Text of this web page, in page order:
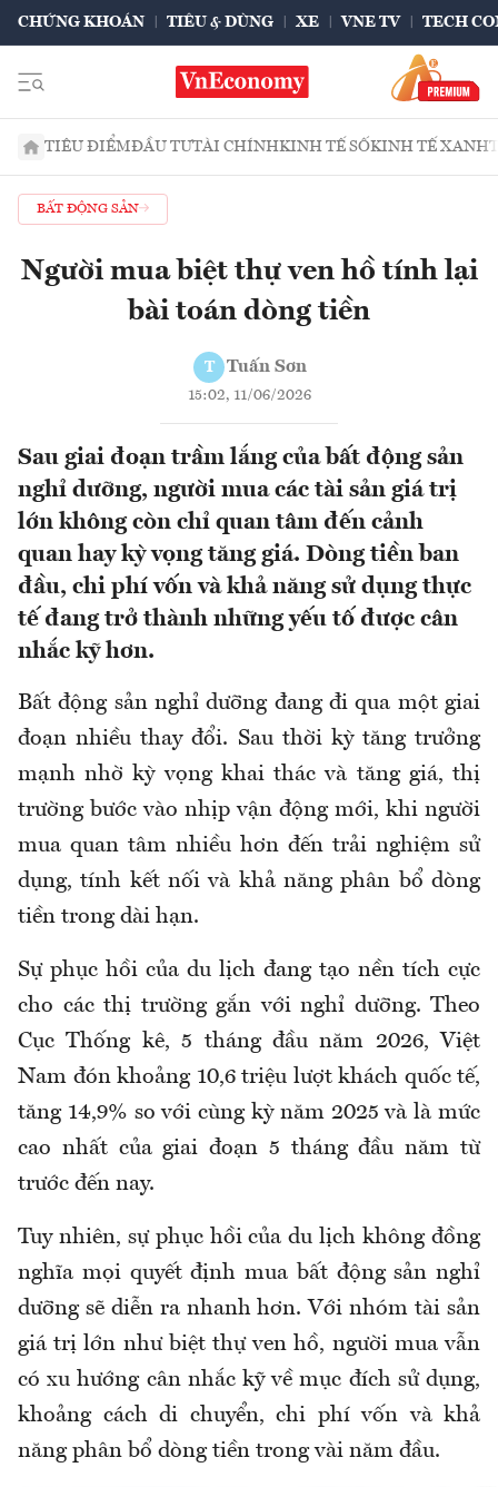
CHỨNG KHOÁN TIÊU & DÙNG XE VNE TV TECH
TIÊU ĐIỂMĐẦU TƯTÀI CHÍNHKINH TẾ SỐKINH TẾ XANH
BẤT ĐỘNG SẢN
Người mua biệt thự ven hồ tính lại
bài toán dòng tiền
T Tuấn Sơn
15:02, 11/06/2026
Sau giai đoạn trầm lắng của bất động sản
nghỉ dưỡng, người mua các tài sản giá trị
lớn không còn chỉ quan tâm đến cảnh
quan hay kỳ vọng tăng giá. Dòng tiền ban
đầu, chi phí vốn và khả năng sử dụng thực
tế đang trở thành những yếu tố được cân
nhắc kỹ hơn.
Bất động sản nghỉ dưỡng đang đi qua một giai
đoạn nhiều thay đổi. Sau thời kỳ tăng trưởng
mạnh nhờ kỳ vọng khai thác và tăng giá, thị
trường bước vào nhịp vận động mới, khi người
mua quan tâm nhiều hơn đến trải nghiệm sử
dụng, tính kết nối và khả năng phân bổ dòng
tiền trong dài hạn.
Sự phục hồi của du lịch đang tạo nền tích cực
cho các thị trường gắn với nghỉ dưỡng. Theo
Cục Thống kê, 5 tháng đầu năm 2026, Việt
Nam đón khoảng 10,6 triệu lượt khách quốc tế,
tăng 14,9% so với cùng kỳ năm 2025 và là mức
cao nhất của giai đoạn 5 tháng đầu năm từ
trước đến nay.
Tuy nhiên, sự phục hồi của du lịch không đồng
nghĩa mọi quyết định mua bất động sản nghỉ
dưỡng sẽ diễn ra nhanh hơn. Với nhóm tài sản
giá trị lớn như biệt thự ven hồ, người mua vẫn
có xu hướng cân nhắc kỹ về mục đích sử dụng,
khoảng cách di chuyển, chi phí vốn và khả
năng phân bổ dòng tiền trong vài năm đầu.